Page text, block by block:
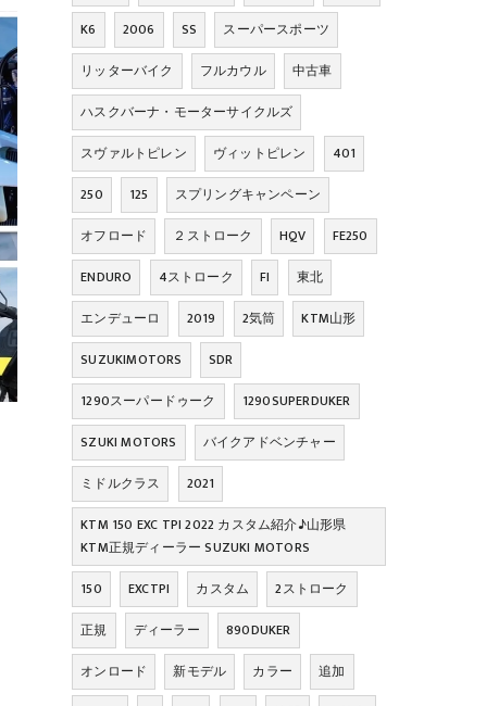
K6
2006 SS
スーパースポーツ
リッターバイク
フルカウル
中古車
ハスクバーナ・モーターサイクルズ
スヴァルトピレン
ヴィットピレン
401
250
125
スプリングキャンペーン
オフロード
２ストローク HQV
FE250
ENDURO
4ストローク FI
東北
エンデューロ
2019 2気筒
KTM山形
SUZUKIMOTORS
SDR
1290スーパードゥーク
1290SUPERDUKER
SZUKI MOTORS
バイクアドベンチャー
ミドルクラス
2021
KTM 150 EXC TPI 2022 カスタム紹介♪山形県
KTM正規ディーラー SUZUKI MOTORS
150
EXCTPI カスタム
2ストローク
正規
ディーラー
890DUKER
オンロード
新モデル カラー
追加